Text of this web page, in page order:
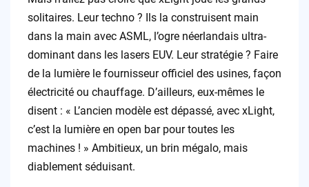
solitaires. Leur techno ? Ils la construisent main
dans la main avec ASML, l’ogre néerlandais ultra-
dominant dans les lasers EUV. Leur stratégie ? Faire
de la lumière le fournisseur officiel des usines, façon
électricité ou chauffage. D’ailleurs, eux-mêmes le
disent : « L’ancien modèle est dépassé, avec xLight,
c’est la lumière en open bar pour toutes les
machines ! » Ambitieux, un brin mégalo, mais
diablement séduisant.